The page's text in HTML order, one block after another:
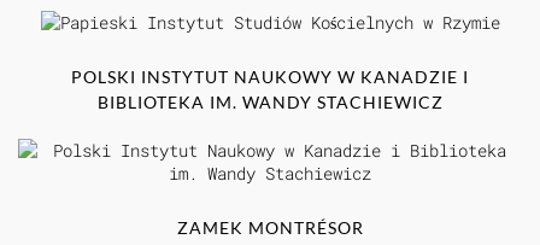
POLSKI INSTYTUT NAUKOWY W KANADZIE I
BIBLIOTEKA IM. WANDY STACHIEWICZ
ZAMEK MONTRÉSOR